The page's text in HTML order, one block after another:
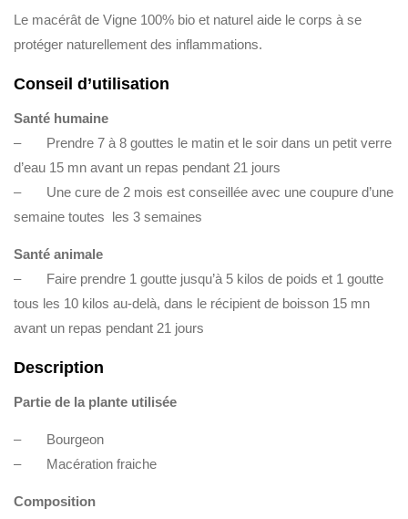
Le macérât de Vigne 100% bio et naturel aide le corps à se
protéger naturellement des inflammations.
Conseil d’utilisation
Santé humaine
– Prendre 7 à 8 gouttes le matin et le soir dans un petit verre
d’eau 15 mn avant un repas pendant 21 jours
– Une cure de 2 mois est conseillée avec une coupure d’une
semaine toutes les 3 semaines
Santé animale
– Faire prendre 1 goutte jusqu’à 5 kilos de poids et 1 goutte
tous les 10 kilos au-delà, dans le récipient de boisson 15 mn
avant un repas pendant 21 jours
Description
Partie de la plante utilisée
– Bourgeon
– Macération fraiche
Composition